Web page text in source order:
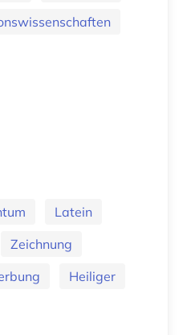
Latein
Zeichnung
Heiliger